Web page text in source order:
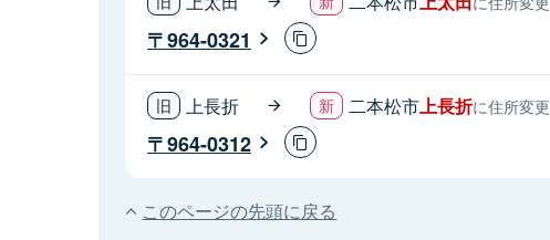
964-0321
上長折 二本松市上長折に住所変更
964-0312
このページの先頭に戻る